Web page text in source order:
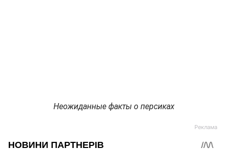
Неожиданные факты о персиках